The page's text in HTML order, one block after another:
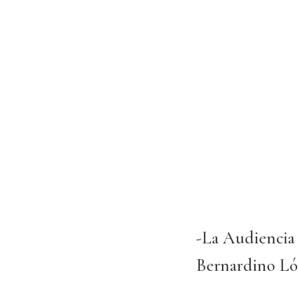
-La Audiencia
Bernardino